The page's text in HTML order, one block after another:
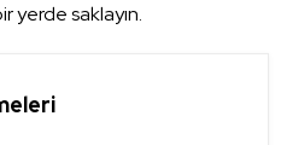
yerde saklayın.